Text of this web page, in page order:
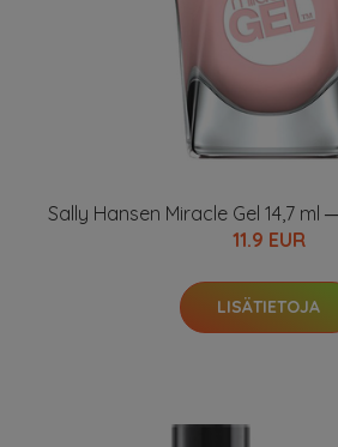
Sally Hansen Miracle Gel 14,7 ml
11.9 EUR
LISÄTIETOJA